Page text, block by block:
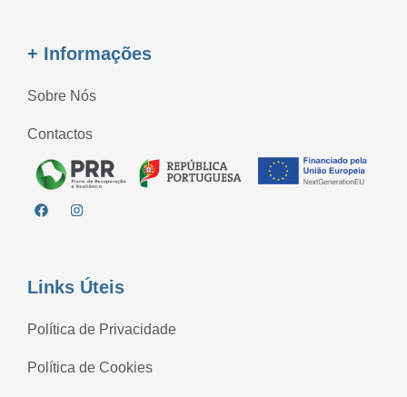
+ Informações
Sobre Nós
Contactos
Links Úteis
Política de Privacidade
Política de Cookies